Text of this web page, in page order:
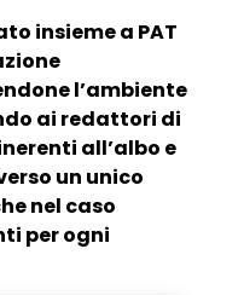
insieme a PAT
l’ambiente
ai redattori di
all’albo e
un unico
nel caso
per ogni